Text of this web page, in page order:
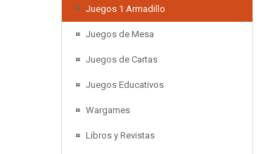
Juegos 1 Armadillo
Juegos de Mesa
Juegos de Cartas
Juegos Educativos
Wargames
Libros y Revistas